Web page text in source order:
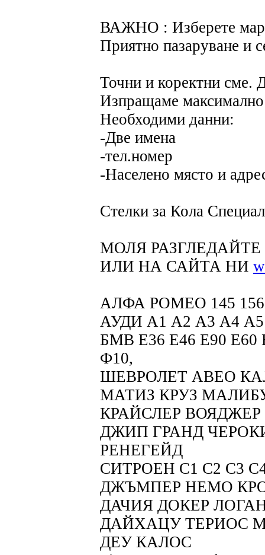
ВАЖНО : Изберете
Приятно пазаруване и
Точни и коректни сме.
Изпращаме
Необходими данни:
-Две имена
-тел.номер
-Населено място и
Стелки за Кола
МОЛЯ
ИЛИ НА САЙТА НИ
АЛФА РОМЕО 145
АУДИ А1 А2 А3 А4 А5
БМВ Е36 Е46 Е90 Е60
Ф10,
ШЕВРОЛЕТ АВЕО
МАТИЗ КРУЗ
КРАЙСЛЕР ВОЯДЖЕР
ДЖИП ГРАНД
РЕНЕГЕЙД
СИТРОЕН С1 С2 С3
ДЖЪМПЕР НЕМО
ДАЧИЯ ДОКЕР
ДАЙХАЦУ ТЕРИОС
ДЕУ КАЛОС